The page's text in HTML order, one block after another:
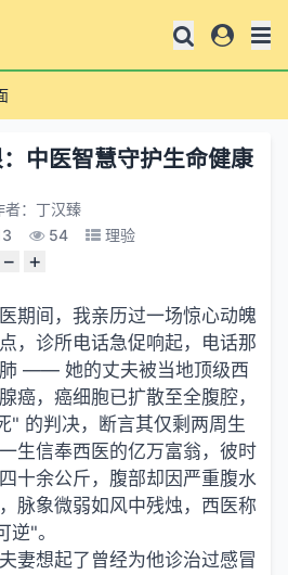
中医智慧守护生命健康
者：丁汉臻
54 理验
− +
期间，我亲历过一场惊心动魄
，诊所电话急促响起，电话那
—— 她的丈夫被当地顶级西
癌，癌细胞已扩散至全腹腔，
" 的判决，断言其仅剩两周生
生信奉西医的亿万富翁，彼时
十余公斤，腹部却因严重腹水
脉象微弱如风中残烛，西医称
"。
妻想起了曾经为他诊治过感冒